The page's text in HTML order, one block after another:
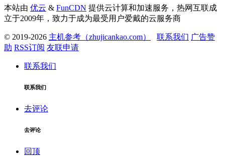
本站由 优云 & FunCDN 提供云计算和加速服务，热网互联成
立于2009年，致力于成为最受用户爱戴的云服务商
© 2019-2026 主机参考（zhujicankao.com） 联系我们 广告赞
助 RSS订阅 友联申请
联系我们
联系我们
去评论
去评论
回顶